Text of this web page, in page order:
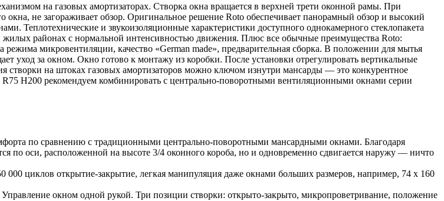
на газовых амортизаторах. Створка окна вращается в верхней трети оконной рамы. При
не загораживает обзор. Оригинальное решение Roto обеспечивает панорамный обзор и высокий
Теплотехнические и звукоизоляционные характеристики доступного однокамерного стеклопакета
жилых районах с нормальной интенсивностью движения. Плюс все обычные преимущества Roto:
микровентиляции, качество «German made», предварительная сборка. В положении для мытья
уход за окном. Окно готово к монтажу из коробки. После установки отрегулировать вертикальные
створки на штоках газовых амортизаторов можно ключом изнутри мансарды — это конкурентное
H200 рекомендуем комбинировать с центрально-поворотными вентиляционными окнами серии
по сравнению с традиционными центрально-поворотными мансардными окнами. Благодаря
по оси, расположенной на высоте 3/4 оконного короба, но и одновременно сдвигается наружу — ничто
циклов открытие-закрытие, легкая манипуляция даже окнами больших размеров, например, 74 х 160
окном одной рукой. Три позиции створки: открыто-закрыто, микропроветривание, положение